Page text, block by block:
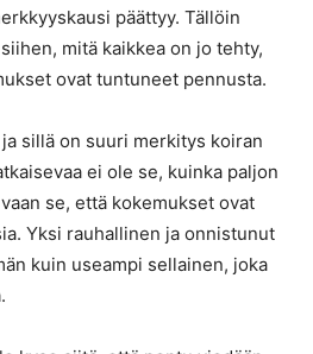
päättyy. Tällöin
mitä kaikkea on jo tehty,
ovat tuntuneet pennusta.
sillä on suuri merkitys koiran
ei ole se, kuinka paljon
se, että kokemukset ovat
Yksi rauhallinen ja onnistunut
kuin useampi sellainen, joka